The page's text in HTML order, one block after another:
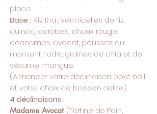
place.
Base : Riz thaï, vermicelles de riz,
quinoa, carottes, choux rouge,
edanames, avocat, pousses du
moment, radis, graines de chia et de
sésame, mangue.
(Annoncer votre déclinaison poké boll
et votre choix de boisson detox)
4 déclinaisons :
Madame Avocat (Tartine de Pain,